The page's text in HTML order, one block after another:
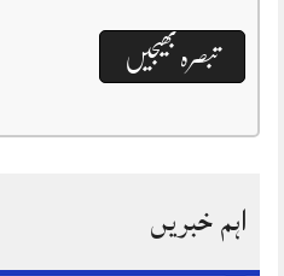
اہم خبریں